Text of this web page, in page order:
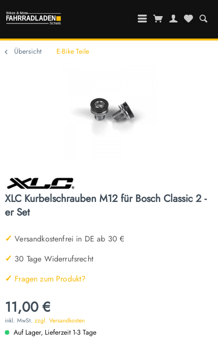
Übersicht E-Bike Teile
XLC Kurbelschrauben M12 für Bosch Classic 2 -
er Set
✓ Versandkostenfrei in DE ab 30 €
✓ 30 Tage Widerrufsrecht
✓ Fragen zum Produkt?
11,00 €
inkl. MwSt. zzgl. Versandkosten
Auf Lager, Lieferzeit 1-3 Tage